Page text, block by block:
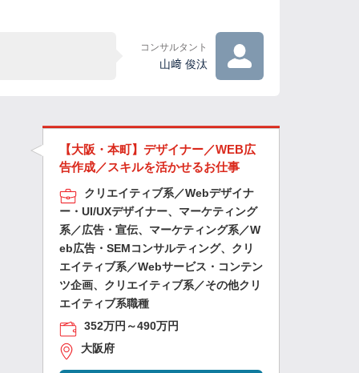
コンサルタント
山﨑 俊汰
【大阪・本町】デザイナー／WEB広
告作成／スキルを活かせるお仕事
クリエイティブ系／Webデザイナ
ー・UI/UXデザイナー、マーケティング
系／広告・宣伝、マーケティング系／W
eb広告・SEMコンサルティング、クリ
エイティブ系／Webサービス・コンテン
ツ企画、クリエイティブ系／その他クリ
エイティブ系職種
352万円～490万円
大阪府